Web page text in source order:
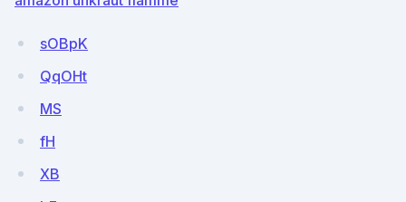
sOBpK
QqOHt
MS
fH
XB